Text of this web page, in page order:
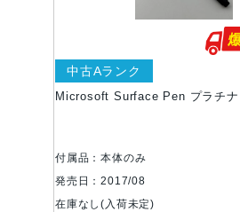
Microsoft Surface Pen プラチナ
中古Aランク
付属品：本体のみ
発売日：2017/08
在庫なし(入荷未定)